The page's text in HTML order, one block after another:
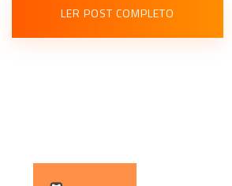
LER POST COMPLETO